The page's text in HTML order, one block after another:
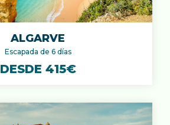
ALGARVE
Escapada de 6 días
DESDE 415€